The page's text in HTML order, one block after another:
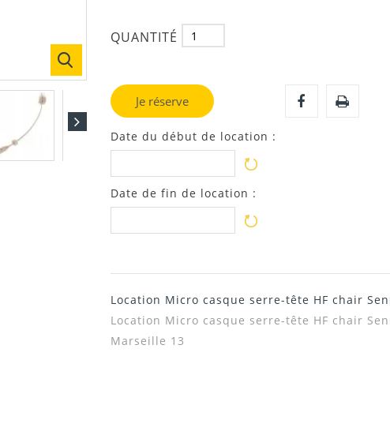
QUANTITÉ
Je réserve
Date du début de location :
Date de fin de location :
Location Micro casque serre-tête HF chair
Location Micro casque serre-tête HF chair
Marseille 13